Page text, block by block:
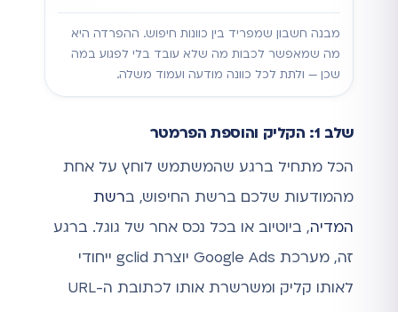
מבנה חשבון שמפריד בין כוונות חיפוש. ההפרדה היא
מה שמאפשר לכבות מה שלא עובד בלי לפגוע במה
שכן — ולתת לכל כוונה מודעה ועמוד משלה.
שלב 1: הקליק והוספת הפרמטר
הכל מתחיל ברגע שהמשתמש לוחץ על אחת
מהמודעות שלכם ברשת החיפוש, ברשת
המדיה, ביוטיוב או בכל נכס אחר של גוגל. ברגע
זה, מערכת Google Ads יוצרת gclid ייחודי
לאותו קליק ומשרשרת אותו לכתובת ה-URL